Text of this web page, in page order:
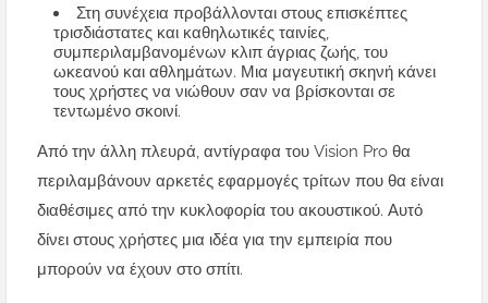
Στη συνέχεια προβάλλονται στους επισκέπτες
τρισδιάστατες και καθηλωτικές ταινίες,
συμπεριλαμβανομένων κλιπ άγριας ζωής, του
ωκεανού και αθλημάτων. Μια μαγευτική σκηνή κάνει
τους χρήστες να νιώθουν σαν να βρίσκονται σε
τεντωμένο σκοινί.
Από την άλλη πλευρά, αντίγραφα του Vision Pro θα
περιλαμβάνουν αρκετές εφαρμογές τρίτων που θα είναι
διαθέσιμες από την κυκλοφορία του ακουστικού. Αυτό
δίνει στους χρήστες μια ιδέα για την εμπειρία που
μπορούν να έχουν στο σπίτι.